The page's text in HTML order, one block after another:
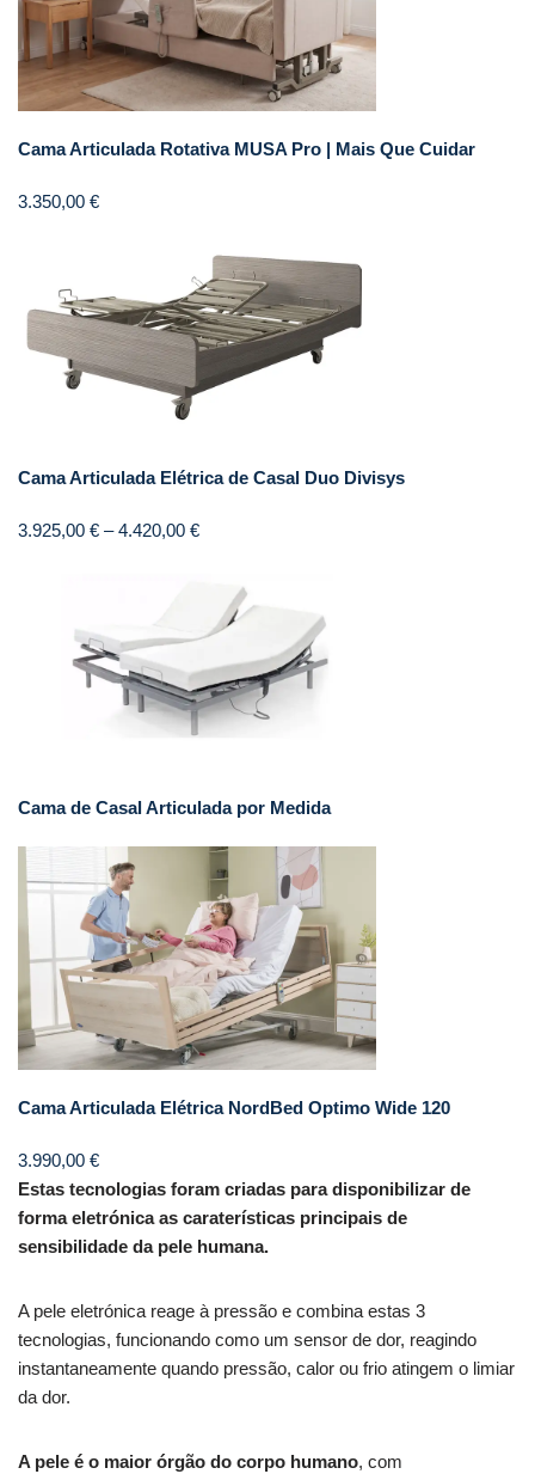
Cama Articulada Rotativa MUSA Pro | Mais Que Cuidar
3.350,00 €
Cama Articulada Elétrica de Casal Duo Divisys
3.925,00 € – 4.420,00 €
Cama de Casal Articulada por Medida
Cama Articulada Elétrica NordBed Optimo Wide 120
3.990,00 €
Estas tecnologias foram criadas para disponibilizar de
forma eletrónica as caraterísticas principais de
sensibilidade da pele humana.
A pele eletrónica reage à pressão e combina estas 3
tecnologias, funcionando como um sensor de dor, reagindo
instantaneamente quando pressão, calor ou frio atingem o limiar
da dor.
A pele é o maior órgão do corpo humano, com